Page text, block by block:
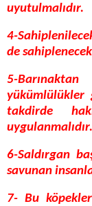
uyutulmalıdır.
4-
de
5-
yükümlülükler
takdirde
uygulanmalıdır.
6-Saldırgan
savunan
7- Bu